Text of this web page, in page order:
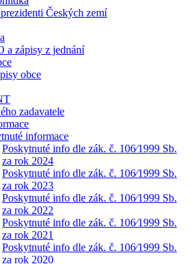
Českých zemí
a zápisy z jednání
obce
zadavatele
informace
Poskytnuté info dle zák. č. 106⁄1999 Sb.
za rok 2024
Poskytnuté info dle zák. č. 106⁄1999 Sb.
za rok 2023
Poskytnuté info dle zák. č. 106⁄1999 Sb.
za rok 2022
Poskytnuté info dle zák. č. 106⁄1999 Sb.
za rok 2021
Poskytnuté info dle zák. č. 106⁄1999 Sb.
za rok 2020